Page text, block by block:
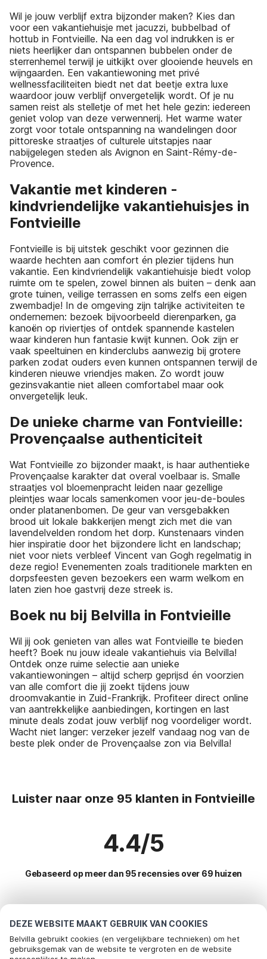
DEZE WEBSITE MAAKT GEBRUIK VAN COOKIES
Belvilla gebruikt cookies (en vergelijkbare technieken) om het
gebruiksgemak van de website te vergroten en de website
Wil je jouw verblijf extra bijzonder maken? Kies dan
voor een vakantiehuisje met jacuzzi, bubbelbad of
hottub in Fontvieille. Na een dag vol indrukken is er
niets heerlijker dan ontspannen bubbelen onder de
sterrenhemel terwijl je uitkijkt over glooiende heuvels en
wijngaarden. Een vakantiewoning met privé
wellnessfaciliteiten biedt net dat beetje extra luxe
waardoor jouw verblijf onvergetelijk wordt. Of je nu
samen reist als stelletje of met het hele gezin: iedereen
geniet volop van deze verwennerij. Het warme water
zorgt voor totale ontspanning na wandelingen door
pittoreske straatjes of culturele uitstapjes naar
nabijgelegen steden als Avignon en Saint-Rémy-de-
Provence.
Vakantie met kinderen -
kindvriendelijke vakantiehuisjes in
Fontvieille
Fontvieille is bij uitstek geschikt voor gezinnen die
waarde hechten aan comfort én plezier tijdens hun
vakantie. Een kindvriendelijk vakantiehuisje biedt volop
ruimte om te spelen, zowel binnen als buiten – denk aan
grote tuinen, veilige terrassen en soms zelfs een eigen
zwembadje! In de omgeving zijn talrijke activiteiten te
ondernemen: bezoek bijvoorbeeld dierenparken, ga
kanoën op riviertjes of ontdek spannende kastelen
waar kinderen hun fantasie kwijt kunnen. Ook zijn er
vaak speeltuinen en kinderclubs aanwezig bij grotere
parken zodat ouders even kunnen ontspannen terwijl de
kinderen nieuwe vriendjes maken. Zo wordt jouw
gezinsvakantie niet alleen comfortabel maar ook
onvergetelijk leuk.
De unieke charme van Fontvieille:
Provençaalse authenticiteit
Wat Fontvieille zo bijzonder maakt, is haar authentieke
Provençaalse karakter dat overal voelbaar is. Smalle
straatjes vol bloemenpracht leiden naar gezellige
pleintjes waar locals samenkomen voor jeu-de-boules
onder platanenbomen. De geur van versgebakken
brood uit lokale bakkerijen mengt zich met die van
lavendelvelden rondom het dorp. Kunstenaars vinden
hier inspiratie door het bijzondere licht en landschap;
niet voor niets verbleef Vincent van Gogh regelmatig in
deze regio! Evenementen zoals traditionele markten en
dorpsfeesten geven bezoekers een warm welkom en
laten zien hoe gastvrij deze streek is.
Boek nu bij Belvilla in Fontvieille
Wil jij ook genieten van alles wat Fontvieille te bieden
heeft? Boek nu jouw ideale vakantiehuis via Belvilla!
Ontdek onze ruime selectie aan unieke
vakantiewoningen – altijd scherp geprijsd én voorzien
van alle comfort die jij zoekt tijdens jouw
droomvakantie in Zuid-Frankrijk. Profiteer direct online
van aantrekkelijke aanbiedingen, kortingen en last
minute deals zodat jouw verblijf nog voordeliger wordt.
Wacht niet langer: verzeker jezelf vandaag nog van de
beste plek onder de Provençaalse zon via Belvilla!
Luister naar onze 95 klanten in Fontvieille
4.4/5
Gebaseerd op meer dan 95 recensies over 69 huizen
Meest populaire bestemmingen voor
vakantie